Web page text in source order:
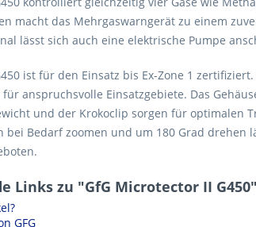
macht das Mehrgaswarngerät zu einem
lässt sich auch eine elektrische Pumpe
ist für den Einsatz bis Ex-Zone 1
anspruchsvolle Einsatzgebiete. Das
und der Krokoclip sorgen für
bei Bedarf zoomen und um 180 Grad
Links zu "GfG Microtector II G450"
GFG